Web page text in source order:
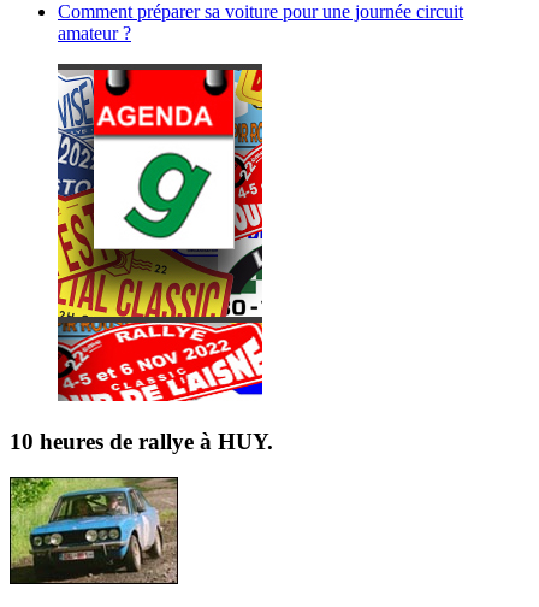
Comment préparer sa voiture pour une journée circuit
amateur ?
10 heures de rallye à HUY.